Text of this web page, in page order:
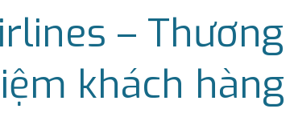
–
khách